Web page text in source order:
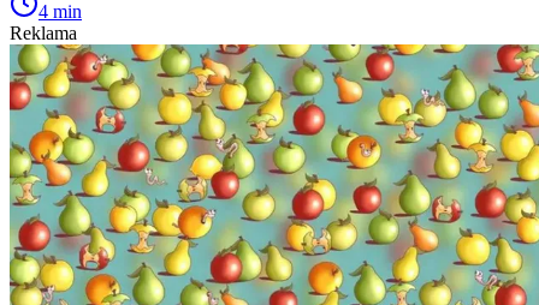
4 min
Reklama